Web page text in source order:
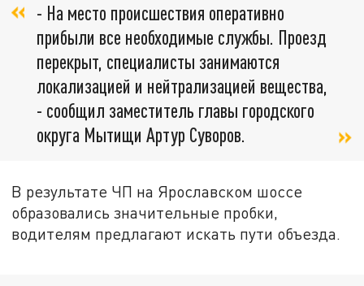
- На место происшествия оперативно
прибыли все необходимые службы. Проезд
перекрыт, специалисты занимаются
локализацией и нейтрализацией вещества,
- сообщил заместитель главы городского
округа Мытищи Артур Суворов.
В результате ЧП на Ярославском шоссе
образовались значительные пробки,
водителям предлагают искать пути объезда.